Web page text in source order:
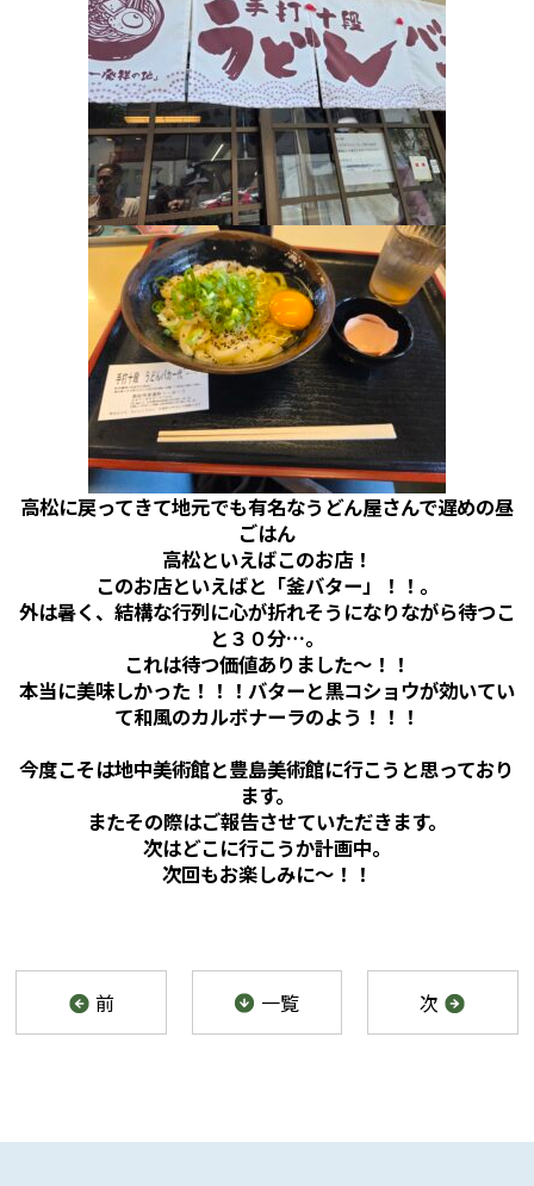
高松に戻ってきて地元でも有名なうどん屋さんで遅めの昼
ごはん
高松といえばこのお店！
このお店といえばと「釜バター」！！。
外は暑く、結構な行列に心が折れそうになりながら待つこ
と３０分…。
これは待つ価値ありました～！！
本当に美味しかった！！！バターと黒コショウが効いてい
て和風のカルボナーラのよう！！！
今度こそは地中美術館と豊島美術館に行こうと思っており
ます。
またその際はご報告させていただきます。
次はどこに行こうか計画中。
次回もお楽しみに～！！
前 一覧 次